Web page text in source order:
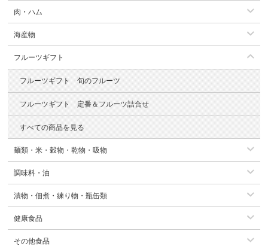
肉・ハム
海産物
フルーツギフト
フルーツギフト 旬のフルーツ
フルーツギフト 定番＆フルーツ詰合せ
すべての商品を見る
麺類・米・穀物・乾物・吸物
調味料・油
漬物・佃煮・練り物・瓶缶類
健康食品
その他食品